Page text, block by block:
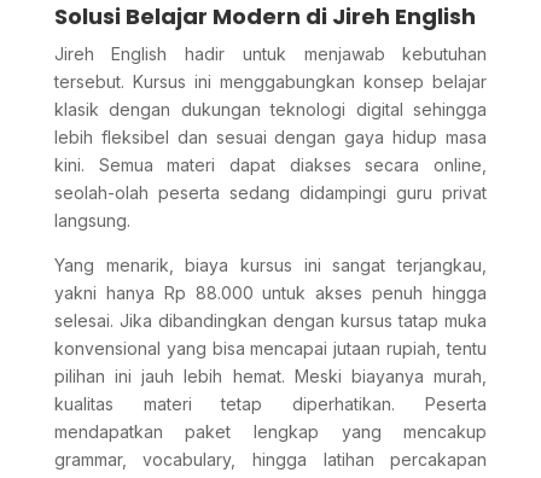
Solusi Belajar Modern di Jireh English
Jireh English hadir untuk menjawab kebutuhan
tersebut. Kursus ini menggabungkan konsep belajar
klasik dengan dukungan teknologi digital sehingga
lebih fleksibel dan sesuai dengan gaya hidup masa
kini. Semua materi dapat diakses secara online,
seolah-olah peserta sedang didampingi guru privat
langsung.
Yang menarik, biaya kursus ini sangat terjangkau,
yakni hanya Rp 88.000 untuk akses penuh hingga
selesai. Jika dibandingkan dengan kursus tatap muka
konvensional yang bisa mencapai jutaan rupiah, tentu
pilihan ini jauh lebih hemat. Meski biayanya murah,
kualitas materi tetap diperhatikan. Peserta
mendapatkan paket lengkap yang mencakup
grammar, vocabulary, hingga latihan percakapan